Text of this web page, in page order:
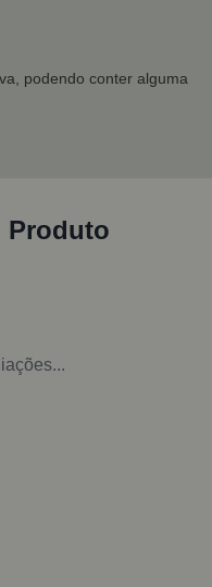
podendo conter alguma
Produto